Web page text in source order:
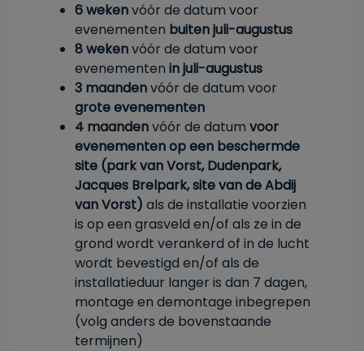
6 wekenvóór de datum voor
evenementen buiten juli-augustus
8 wekenvóór de datum voor
evenementen in juli-augustus
3 maandenvóór de datum voor
grote evenementen
4 maandenvóór de datum voor
evenementen op een beschermde
site (park van Vorst, Dudenpark,
Jacques Brelpark, site van de Abdij
van Vorst) als de installatie voorzien
is op een grasveld en/of als ze in de
grond wordt verankerd of in de lucht
wordt bevestigd en/of als de
installatieduur langer is dan 7 dagen,
montage en demontage inbegrepen
(volg anders de bovenstaande
termijnen)